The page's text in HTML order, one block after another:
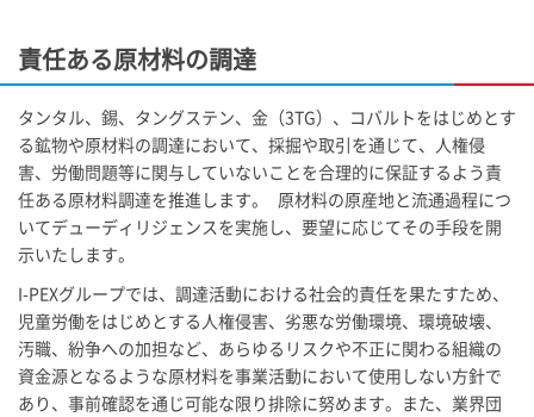
責任ある原材料の調達
タンタル、錫、タングステン、金（3TG）、コバルトをはじめとす
る鉱物や原材料の調達において、採掘や取引を通じて、人権侵
害、労働問題等に関与していないことを合理的に保証するよう責
任ある原材料調達を推進します。 原材料の原産地と流通過程につ
いてデューディリジェンスを実施し、要望に応じてその手段を開
示いたします。
I-PEXグループでは、調達活動における社会的責任を果たすため、
児童労働をはじめとする人権侵害、劣悪な労働環境、環境破壊、
汚職、紛争への加担など、あらゆるリスクや不正に関わる組織の
資金源となるような原材料を事業活動において使用しない方針で
あり、事前確認を通じ可能な限り排除に努めます。また、業界団